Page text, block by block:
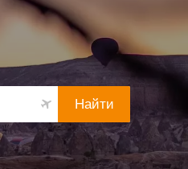
Найти